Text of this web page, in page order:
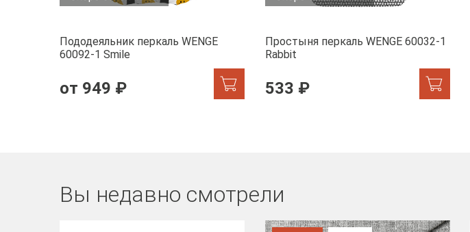
Пододеяльник перкаль WENGE
60092-1 Smile
от 949 ₽
Простыня перкаль WENGE 60032-1
Rabbit
533 ₽
Вы недавно смотрели